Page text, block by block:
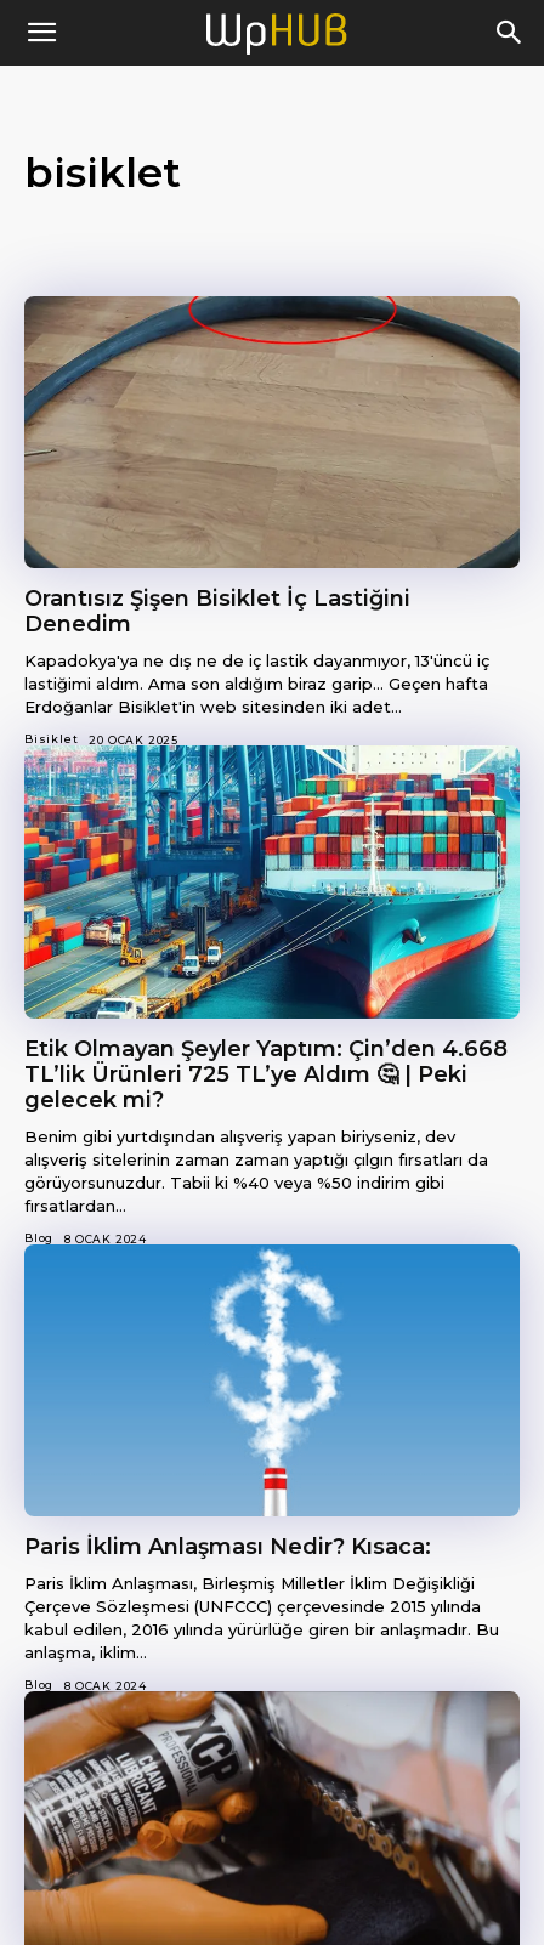
bisiklet
Orantısız Şişen Bisiklet İç Lastiğini
Denedim
Kapadokya'ya ne dış ne de iç lastik dayanmıyor, 13'üncü iç
lastiğimi aldım. Ama son aldığım biraz garip... Geçen hafta
Erdoğanlar Bisiklet'in web sitesinden iki adet...
Bisiklet 20 OCAK 2025
Etik Olmayan Şeyler Yaptım: Çin’den 4.668
TL’lik Ürünleri 725 TL’ye Aldım 🤔 | Peki
gelecek mi?
Benim gibi yurtdışından alışveriş yapan biriyseniz, dev
alışveriş sitelerinin zaman zaman yaptığı çılgın fırsatları da
görüyorsunuzdur. Tabii ki %40 veya %50 indirim gibi
fırsatlardan...
Blog 8 OCAK 2024
Paris İklim Anlaşması Nedir? Kısaca:
Paris İklim Anlaşması, Birleşmiş Milletler İklim Değişikliği
Çerçeve Sözleşmesi (UNFCCC) çerçevesinde 2015 yılında
kabul edilen, 2016 yılında yürürlüğe giren bir anlaşmadır. Bu
anlaşma, iklim...
Blog 8 OCAK 2024